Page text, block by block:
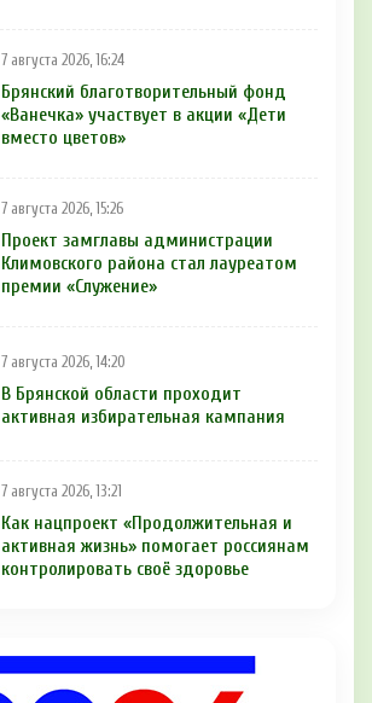
7 августа 2026, 16:24
Брянский благотворительный фонд
«Ванечка» участвует в акции «Дети
вместо цветов»
7 августа 2026, 15:26
Проект замглавы администрации
Климовского района стал лауреатом
премии «Служение»
7 августа 2026, 14:20
В Брянской области проходит
активная избирательная кампания
7 августа 2026, 13:21
Как нацпроект «Продолжительная и
активная жизнь» помогает россиянам
контролировать своё здоровье